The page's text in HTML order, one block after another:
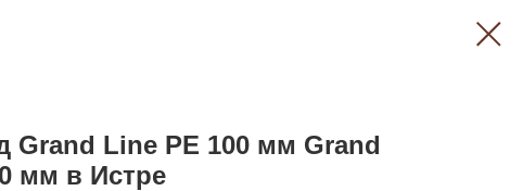
Grand Line PE 100 мм Grand
мм в Истре